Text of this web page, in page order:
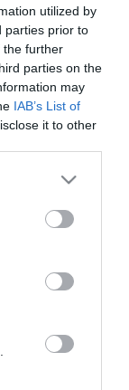
utilized by
parties prior to
the further
parties on the
may
IAB’s List of
it to other
more Google
may click to
party tags to
below Google